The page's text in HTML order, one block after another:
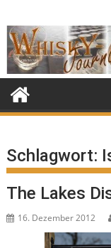
to
content
Schlagwort:
The Lakes
16. Dezember 2012